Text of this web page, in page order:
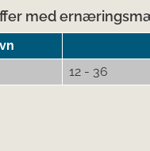
med
12 - 36